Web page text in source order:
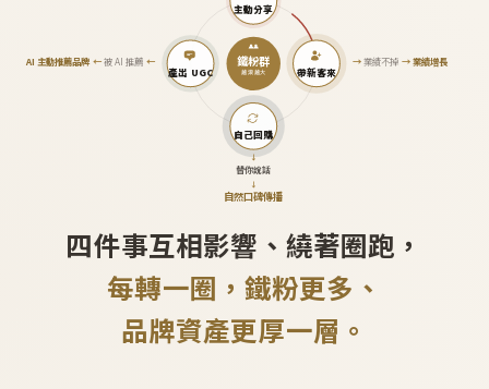
鐵粉群
越滾越大
主動分享
帶新客來
→業績不掉 →業績增長
自己回購
↓
替你說話
↓
自然口碑傳播
產出 UGC
AI 主動推薦品牌←被 AI 推薦 ←
四件事互相影響、繞著圈跑，
每轉一圈，鐵粉更多、
品牌資產更厚一層。